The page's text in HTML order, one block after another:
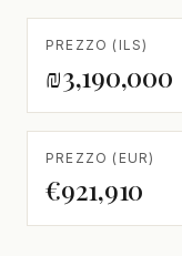
PREZZO (ILS)
₪3,190,000
PREZZO (EUR)
€921,910